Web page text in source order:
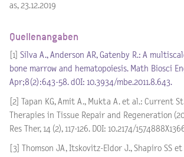
as, 23.12.2019
Quellenangaben
[1] Silva A., Anderson AR, Gatenby R.: A
bone marrow and hematopoiesis. Math Biosci
Apr;8(2):643-58. dOI: 10.3934/mbe.2011.8.643.
[2] Tapan KG, Amit A., Mukta A. et al.: Current
Therapies in Tissue Repair and Regeneration
Res Ther, 14 (2), 117-126. DOI: 10.2174/
[3] Thomson JA, Itskovitz-Eldor J., Shapiro SS